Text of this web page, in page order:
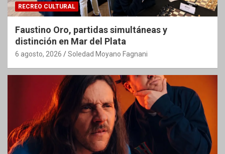
RECREO CULTURAL
Faustino Oro, partidas simultáneas y
distinción en Mar del Plata
6 agosto, 2026 Soledad Moyano Fagnani